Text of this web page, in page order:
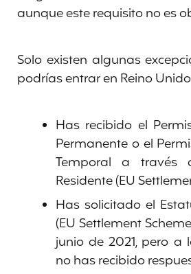
aunque este requisito no es
Solo existen algunas
podrías entrar en Reino
Has recibido el
Permanente o el
Temporal a través
Residente (EU
Has solicitado el
(EU Settlement
junio de 2021, pero a
no has recibido